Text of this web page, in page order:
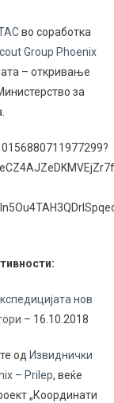
во соработка
Group Phoenix
– откривање
за
нов
– 16.10.2018
од Извиднички
– Prilep, веќе
„Координати